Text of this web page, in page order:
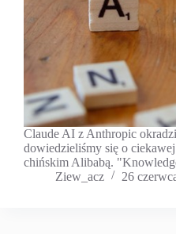
Claude AI z Anthropic
dowiedzieliśmy się o
chińskim Alibabą.
Ziew_acz
26